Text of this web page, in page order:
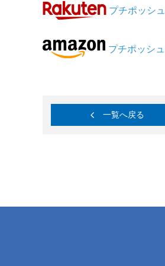
プチポッシ
プチポッシ
一覧へ戻る